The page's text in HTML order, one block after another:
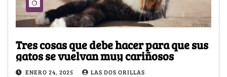
Tres cosas que debe hacer para que sus
gatos se vuelvan muy cariñosos
ENERO 24, 2025 LAS DOS ORILLAS